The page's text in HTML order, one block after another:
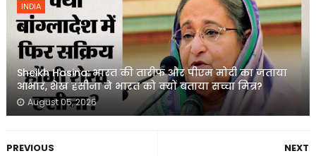
INDIA
Sheikh Hasina: भारत की तारीफ और पीएम मोदी का जताया
आभार, शेख हसीना ने भारत को क्यों बताया सच्चा मित्र?
August 05, 2026
NEXT
PREVIOUS